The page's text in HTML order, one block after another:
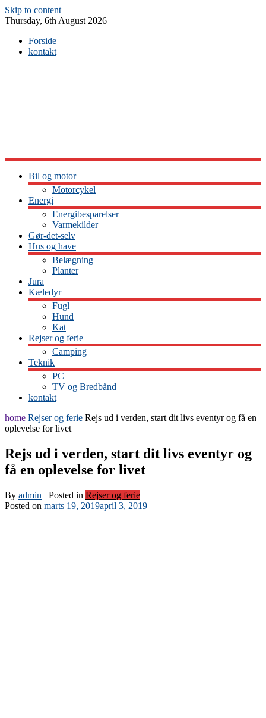
Skip to content
Thursday, 6th August 2026
Forside
kontakt
Bil og motor
Motorcykel
Energi
Energibesparelser
Varmekilder
Gør-det-selv
Hus og have
Belægning
Planter
Jura
Kæledyr
Fugl
Hund
Kat
Rejser og ferie
Camping
Teknik
PC
TV og Bredbånd
kontakt
home Rejser og ferie Rejs ud i verden, start dit livs eventyr og få en
oplevelse for livet
Rejs ud i verden, start dit livs eventyr og
få en oplevelse for livet
By admin Posted in Rejser og ferie
Posted on marts 19, 2019april 3, 2019